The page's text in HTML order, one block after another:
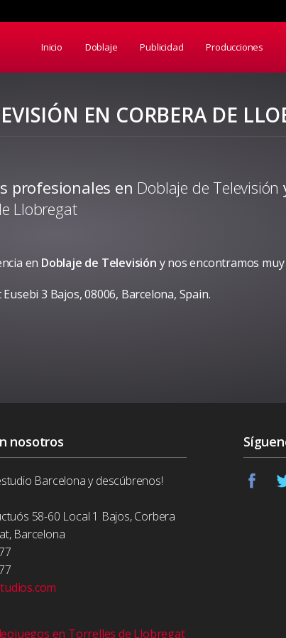
Inicio Doblaje Publicidad Producciones
EN CORBERA DE
profesionales en Doblaje de Televisión
Llobregat
en Doblaje de Televisión y nos encontramos muy
Eusebi 3 Bajos, 08006, Barcelona, Spain.
nosotros
Barcelona y descúbrenos!
58-60 Local 1 Bajos, Corbera
Barcelona
en Torrelles de Llobregat